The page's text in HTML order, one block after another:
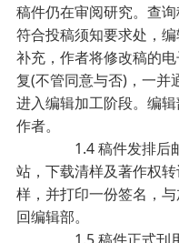
稿件仍在审阅研究。查
符合投稿须知要求处，
补充，作者将修改稿的
复(不管同意与否)，一并
进入编辑加工阶段。编
作者。
1.4 稿件发排后
站，下载清样及著作权
样，并打印一份签名，
回编辑部。